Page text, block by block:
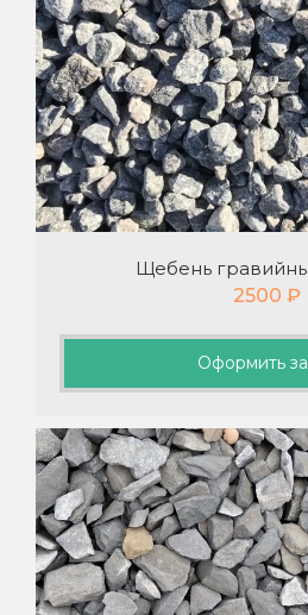
Щебень
2500 ₽
Оформить